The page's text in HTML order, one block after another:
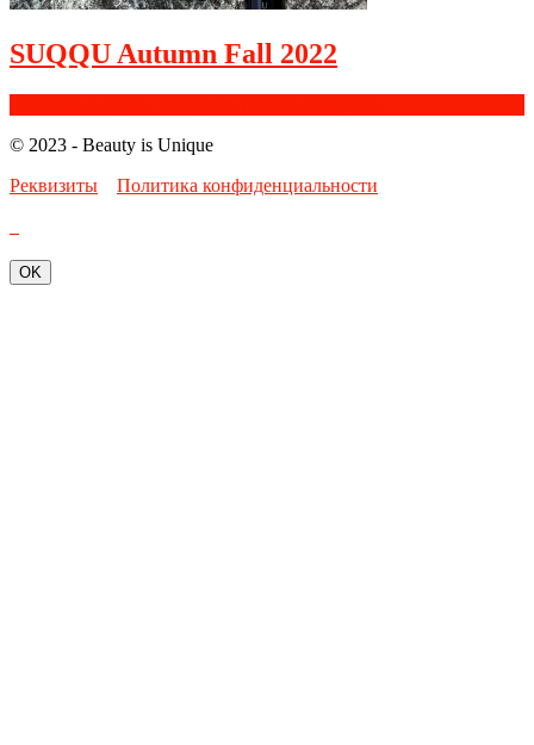
SUQQU Autumn Fall 2022
© 2023 - Beauty is Unique
Реквизиты
Политика конфиденциальности
OK